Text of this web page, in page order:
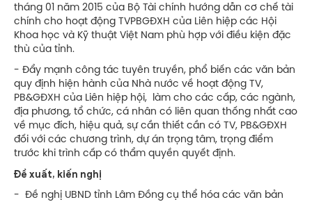
tháng 01 năm 2015 của Bộ Tài chính hướng dẫn cơ chế tài
chính cho hoạt động TVPBGĐXH của Liên hiệp các Hội
Khoa học và Kỹ thuật Việt Nam phù hợp với điều kiện đặc
thù của tỉnh.
- Đẩy mạnh công tác tuyên truyền, phổ biến các văn bản
quy định hiện hành của Nhà nước về hoạt động TV,
PB&GĐXH của Liên hiệp hội, làm cho các cấp, các ngành,
địa phương, tổ chức, cá nhân có liên quan thống nhất cao
về mục đích, hiệu quả, sự cần thiết cần có TV, PB&GĐXH
đối với các chương trình, dự án trọng tâm, trọng điểm
trước khi trình cấp có thẩm quyền quyết định.
Đề xuất, kiến nghị
- Đề nghị UBND tỉnh Lâm Đồng cụ thể hóa các văn bản